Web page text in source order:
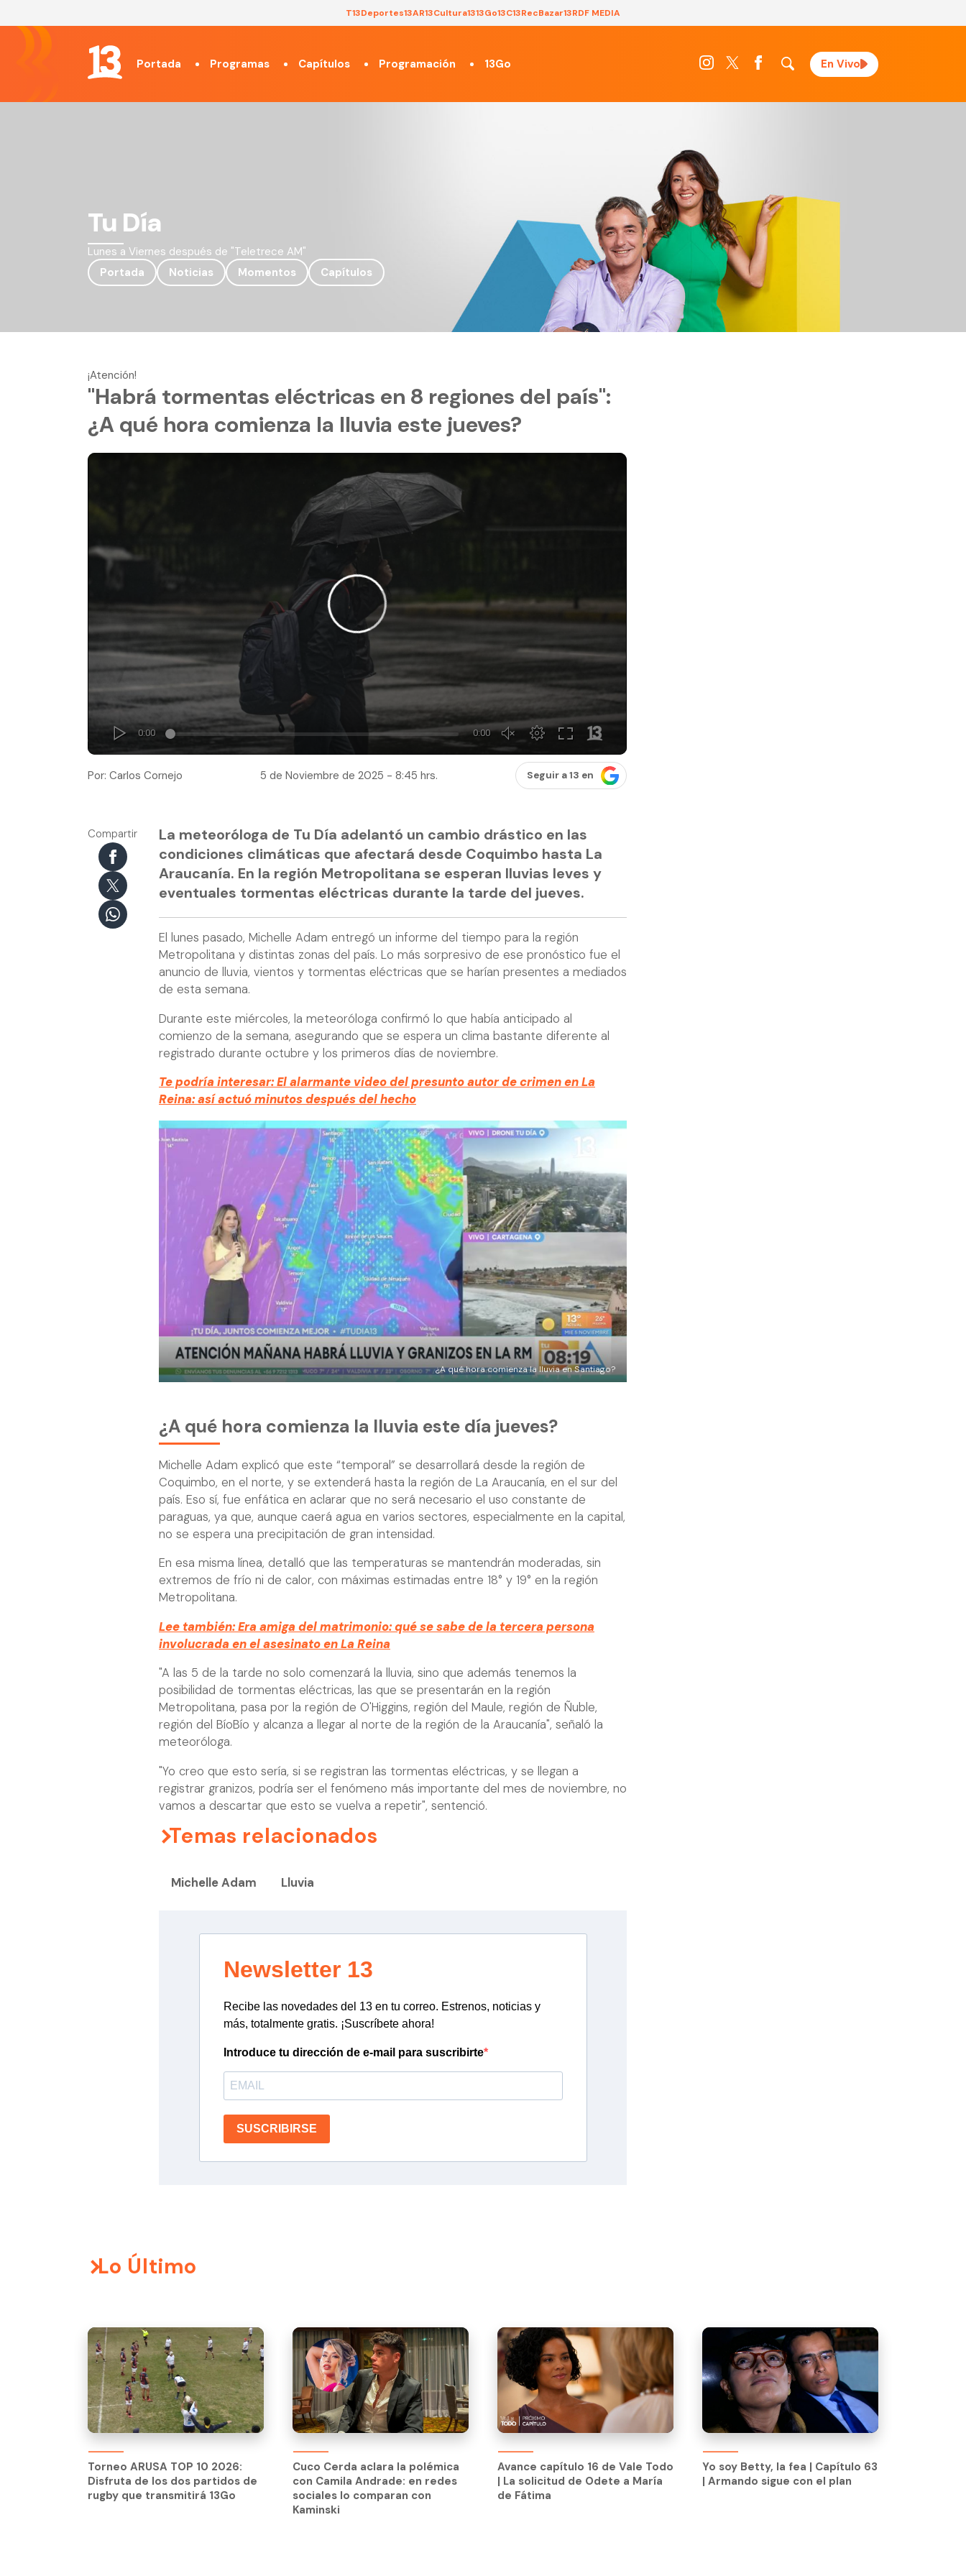
T13Deportes13AR13Cultura1313Go13C13RecBazar13RDF MEDIA
Portada Programas Capítulos Programación 13Go En Vivo
Tu Día
Lunes a Viernes después de "Teletrece AM"
Portada
Noticias Momentos Capítulos
¡Atención!
"Habrá tormentas eléctricas en 8 regiones del país":
¿A qué hora comienza la lluvia este jueves?
Por: Carlos Cornejo 5 de Noviembre de 2025 - 8:45 hrs. Seguir a 13 en
Compartir
La meteoróloga de Tu Día adelantó un cambio drástico en las
condiciones climáticas que afectará desde Coquimbo hasta La
Araucanía. En la región Metropolitana se esperan lluvias leves y
eventuales tormentas eléctricas durante la tarde del jueves.
El lunes pasado, Michelle Adam entregó un informe del tiempo para la región
Metropolitana y distintas zonas del país. Lo más sorpresivo de ese pronóstico fue el
anuncio de lluvia, vientos y tormentas eléctricas que se harían presentes a mediados
de esta semana.
Durante este miércoles, la meteoróloga confirmó lo que había anticipado al
comienzo de la semana, asegurando que se espera un clima bastante diferente al
registrado durante octubre y los primeros días de noviembre.
Te podría interesar: El alarmante video del presunto autor de crimen en La
Reina: así actuó minutos después del hecho
¿A qué hora comienza la lluvia en Santiago?
¿A qué hora comienza la lluvia este día jueves?
Michelle Adam explicó que este “temporal” se desarrollará desde la región de
Coquimbo, en el norte, y se extenderá hasta la región de La Araucanía, en el sur del
país. Eso sí, fue enfática en aclarar que no será necesario el uso constante de
paraguas, ya que, aunque caerá agua en varios sectores, especialmente en la capital,
no se espera una precipitación de gran intensidad.
En esa misma línea, detalló que las temperaturas se mantendrán moderadas, sin
extremos de frío ni de calor, con máximas estimadas entre 18° y 19° en la región
Metropolitana.
Lee también: Era amiga del matrimonio: qué se sabe de la tercera persona
involucrada en el asesinato en La Reina
"A las 5 de la tarde no solo comenzará la lluvia, sino que además tenemos la
posibilidad de tormentas eléctricas, las que se presentarán en la región
Metropolitana, pasa por la región de O'Higgins, región del Maule, región de Ñuble,
región del BíoBío y alcanza a llegar al norte de la región de la Araucanía", señaló la
meteoróloga.
"Yo creo que esto sería, si se registran las tormentas eléctricas, y se llegan a
registrar granizos, podría ser el fenómeno más importante del mes de noviembre, no
vamos a descartar que esto se vuelva a repetir", sentenció.
Temas relacionados
Michelle Adam Lluvia
Newsletter 13
Recibe las novedades del 13 en tu correo. Estrenos, noticias y
más, totalmente gratis. ¡Suscríbete ahora!
Introduce tu dirección de e-mail para suscribirte
SUSCRIBIRSE
Lo Último
Torneo ARUSA TOP 10 2026:
Disfruta de los dos partidos de
rugby que transmitirá 13Go
Cuco Cerda aclara la polémica
con Camila Andrade: en redes
sociales lo comparan con
Kaminski
| La solicitud de Odete a María
de Fátima
Avance capítulo 16 de Vale Todo
| La solicitud de Odete a María
de Fátima
| Armando sigue con el plan
Yo soy Betty, la fea | Capítulo 63
| Armando sigue con el plan